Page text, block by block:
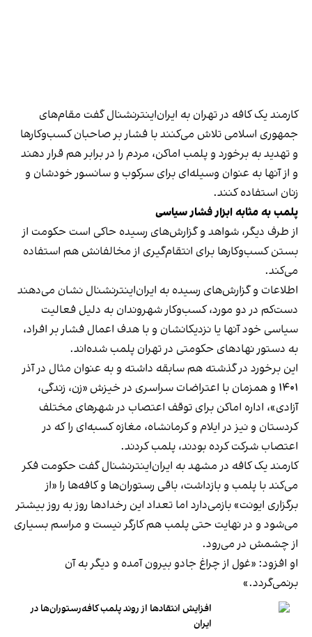
کارمند یک کافه در تهران به ایران‌اینترنشنال گفت مقام‌های
جمهوری اسلامی تلاش می‌کنند با فشار بر صاحبان کسب‌وکارها
و تهدید به برخورد و پلمب اماکن، مردم را در برابر هم قرار دهند
و از آنها به عنوان وسیله‌ای برای سرکوب و سانسور خودشان و
زنان استفاده کنند.
پلمب به مثابه ابزار فشار سیاسی
از طرف دیگر، شواهد و گزارش‌های رسیده حاکی است حکومت از
بستن کسب‌وکارها برای انتقام‌گیری از مخالفانش هم استفاده
می‌کند.
اطلاعات و گزارش‌های رسیده به ایران‌اینترنشنال نشان می‌دهند
دست‌کم در دو مورد، کسب‌وکار شهروندان به دلیل فعالیت
سیاسی خود آنها یا نزدیکانشان و با هدف اعمال فشار بر افراد،
به دستور نهادهای حکومتی در تهران پلمب شده‌اند.
این برخورد در گذشته هم سابقه داشته و به عنوان مثال در آذر
۱۴۰۱ و همزمان با اعتراضات سراسری در خیزش «زن، زندگی،
آزادی»، اداره اماکن برای توقف اعتصاب در شهرهای مختلف
کردستان و نیز در ایلام و کرمانشاه، مغازه کسبه‌ای را که در
اعتصاب شرکت کرده بودند، پلمب کردند.
کارمند یک کافه در مشهد به ایران‌اینترنشنال گفت حکومت فکر
می‌کند با پلمب و بازداشت، باقی رستوران‌ها و کافه‌ها را «از
برگزاری ایونت» بازمی‌دارد اما تعداد این رخدادها روز به روز بیشتر
می‌شود و در نهایت حتی پلمب هم کارگر نیست و مراسم بسیاری
از چشمش در می‌رود.
او افزود: «غول از چراغ جادو بیرون آمده و دیگر به آن
برنمی‎‌گردد.»
افزایش انتقادها از روند پلمب کافه‌رستوران‌ها در
ایران